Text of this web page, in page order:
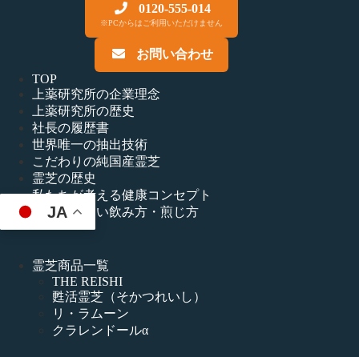
JA
0120-555-014
※PCからはご利用いただけません
お問い合わせ
TOP
上薬研究所の企業理念
上薬研究所の歴史
社長の履歴書
世界唯一の抽出技術
こだわりの純国産霊芝
霊芝の歴史
私たちが考える健康コンセプト
霊芝の正しい飲み方・煎じ方
霊芝商品一覧
THE REISHI
甦活霊芝（そかつれいし）
リ・ラムーン
クラレンドールα